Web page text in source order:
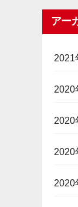
アー
2021
2020
2020
2020
2020